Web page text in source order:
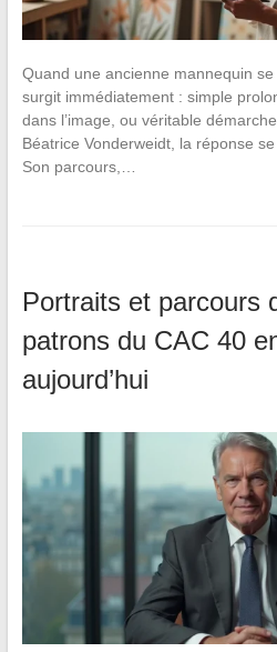
Quand une ancienne mannequin
surgit immédiatement : simple
dans l’image, ou véritable
Béatrice Vonderweidt, la réponse
Son parcours,…
Portraits et parcours
patrons du CAC 40
aujourd’hui